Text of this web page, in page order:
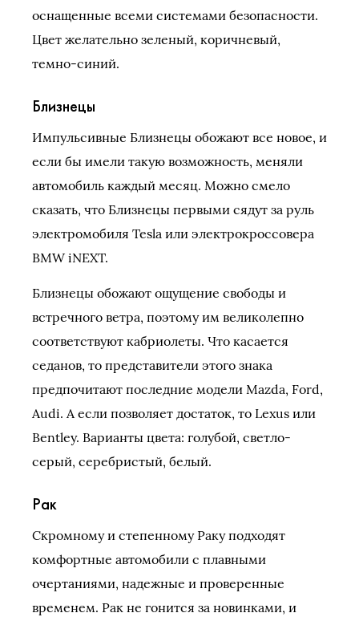
оснащенные всеми системами безопасности.
Цвет желательно зеленый, коричневый,
темно-синий.
Близнецы
Импульсивные Близнецы обожают все новое, и
если бы имели такую возможность, меняли
автомобиль каждый месяц. Можно смело
сказать, что Близнецы первыми сядут за руль
электромобиля Tesla или электрокроссовера
BMW iNEXT.
Близнецы обожают ощущение свободы и
встречного ветра, поэтому им великолепно
соответствуют кабриолеты. Что касается
седанов, то представители этого знака
предпочитают последние модели Mazda, Ford,
Audi. А если позволяет достаток, то Lexus или
Bentley. Варианты цвета: голубой, светло-
серый, серебристый, белый.
Рак
Скромному и степенному Раку подходят
комфортные автомобили с плавными
очертаниями, надежные и проверенные
временем. Рак не гонится за новинками, и